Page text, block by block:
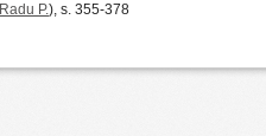
Radu P.), s. 355-378